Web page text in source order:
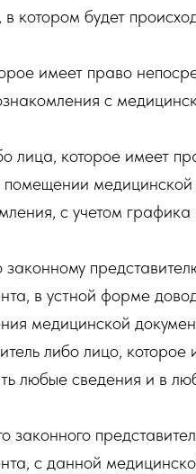
котором будет
имеет право
с
лица, которое имеет
помещении
с учетом
в устной форме
медицинской
либо лицо, которое
любые сведения и в
с данной